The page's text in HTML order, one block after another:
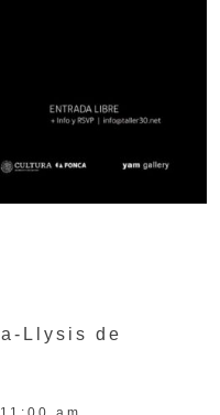
Llysis de